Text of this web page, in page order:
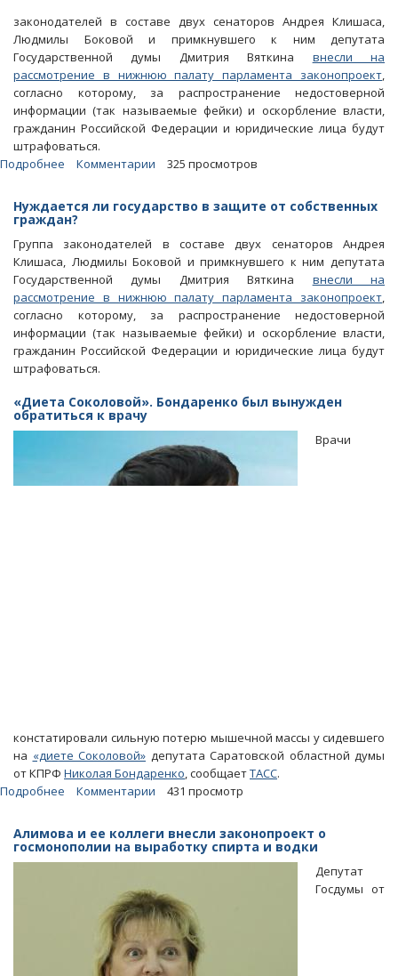
законодателей в составе двух сенаторов Андрея Клишаса,
Людмилы Боковой и примкнувшего к ним депутата
Государственной думы Дмитрия Вяткина внесли на
рассмотрение в нижнюю палату парламента законопроект,
согласно которому, за распространение недостоверной
информации (так называемые фейки) и оскорбление власти,
гражданин Российской Федерации и юридические лица будут
штрафоваться.
Подробнее
Госдумы
Бокову
в
оскорблении
России
Комментарии 325 просмотров
Нуждается ли государство в защите от собственных
граждан?
Группа законодателей в составе двух сенаторов Андрея
Клишаса, Людмилы Боковой и примкнувшего к ним депутата
Государственной думы Дмитрия Вяткина внесли на
рассмотрение в нижнюю палату парламента законопроект,
согласно которому, за распространение недостоверной
информации (так называемые фейки) и оскорбление власти,
гражданин Российской Федерации и юридические лица будут
штрафоваться.
«Диета Соколовой». Бондаренко был вынужден
обратиться к врачу
Врачи
констатировали сильную потерю мышечной массы у сидевшего
на «диете Соколовой» депутата Саратовской областной думы
от КПРФ Николая Бондаренко, сообщаетТАСС.
Подробнее
Бондаренко
был
обратиться
Комментарии 431 просмотр
Алимова и ее коллеги внесли законопроект о
госмонополии на выработку спирта и водки
Депутат
Госдумы от